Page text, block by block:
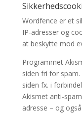
Wordfence er et
IP-adresser og
at beskytte mod
Programmet
siden fri for
siden fx. i
Akismet anti-
adresse – og